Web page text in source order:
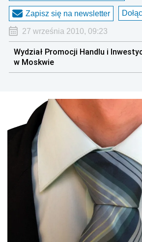
Zapisz się na newsletter
27 września 2010, 09:23
Wydział Promocji Handlu i
w Moskwie